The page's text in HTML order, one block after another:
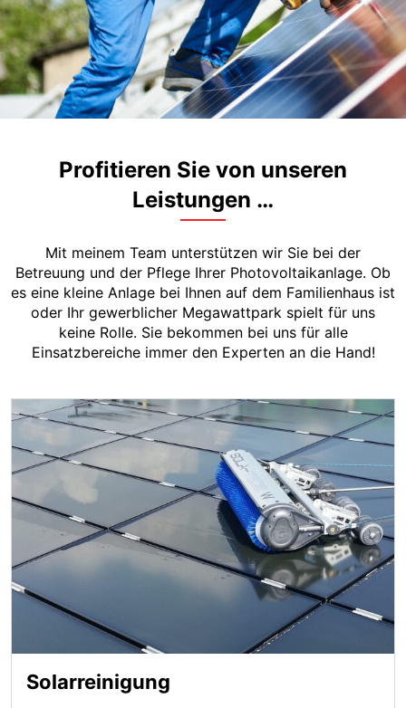
Profitieren Sie von unseren
Leistungen …
Mit meinem Team unterstützen wir Sie bei der
Betreuung und der Pflege Ihrer Photovoltaikanlage. Ob
es eine kleine Anlage bei Ihnen auf dem Familienhaus ist
oder Ihr gewerblicher Megawattpark spielt für uns
keine Rolle. Sie bekommen bei uns für alle
Einsatzbereiche immer den Experten an die Hand!
Solarreinigung